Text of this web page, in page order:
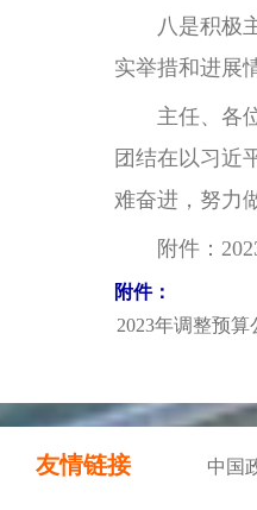
八是积极主
实举措和进展
主任、各位
团结在以习近
难奋进，努力
附件：
附件：
2023年调整预算
友情链接 中国